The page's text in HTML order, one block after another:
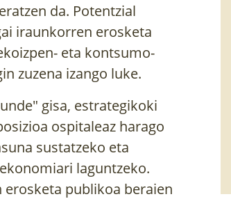
da. Potentzial
iraunkorren erosketa
eta kontsumo-
zuzena izango luke.
gisa, estrategikoki
ospitaleaz harago
sustatzeko eta
laguntzeko.
publikoa beraien